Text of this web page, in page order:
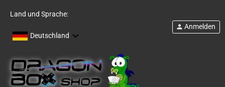
Land und Sprache:
Deutschland
person Anmelden